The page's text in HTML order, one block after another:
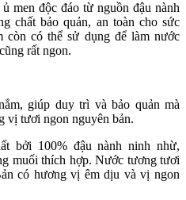
men độc đáo từ nguồn đậu nành
chất bảo quản, an toàn cho sức
còn có thể sử dụng để làm nước
rất ngon.
giúp duy trì và bảo quản mà
vị tươi ngon nguyên bản.
bởi 100% đậu nành ninh nhừ,
muối thích hợp. Nước tương tươi
có hương vị êm dịu và vị ngon